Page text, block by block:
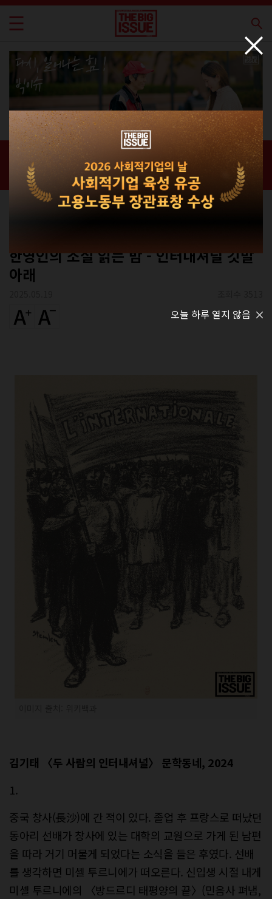
신간 · 과월호
홈 / 매거진 / 신간 · 과월호
한영인의 소설 읽는 밤 - 인터내셔널 깃발
아래
김기태 〈두 사람의 인터내셔널〉 문학동네, 2024
1.
중국 창사(長沙)에 간 적이 있다. 졸업 후 프랑스로 떠났던
동아리 선배가 창사에 있는 대학의 교원으로 가게 된 남편
을 따라 거기 머물게 되었다는 소식을 들은 후였다. 선배
를 생각하면 미셸 투르니에가 떠오른다. 신입생 시절 내게
미셸 투르니에의 〈방드르디 태평양의 끝〉(민음사 펴냄,
오늘 하루 열지 않음